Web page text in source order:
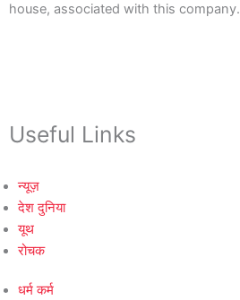
house, associated with this company.
Useful Links
न्यूज़
देश दुनिया
यूथ
रोचक
धर्म कर्म